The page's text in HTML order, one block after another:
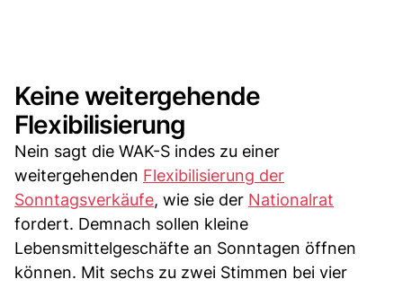
Keine weitergehende
Flexibilisierung
Nein sagt die WAK-S indes zu einer
weitergehenden Flexibilisierung der
Sonntagsverkäufe, wie sie der Nationalrat
fordert. Demnach sollen kleine
Lebensmittelgeschäfte an Sonntagen öffnen
können. Mit sechs zu zwei Stimmen bei vier